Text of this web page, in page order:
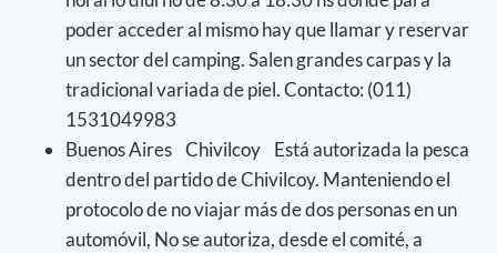
poder acceder al mismo hay que llamar y reservar
un sector del camping. Salen grandes carpas y la
tradicional variada de piel. Contacto: (011)
1531049983
Buenos Aires Chivilcoy Está autorizada la pesca
dentro del partido de Chivilcoy. Manteniendo el
protocolo de no viajar más de dos personas en un
automóvil, No se autoriza, desde el comité, a